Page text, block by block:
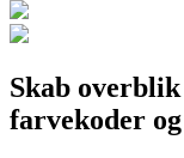
Skab
farvekoder